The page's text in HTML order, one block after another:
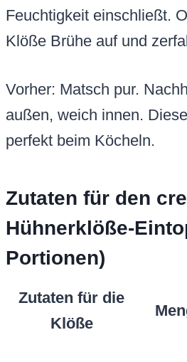
Feuchtigkeit einschließt.
Klöße Brühe auf und
Vorher: Matsch pur.
außen, weich innen.
perfekt beim Köcheln.
Zutaten für den
Hühnerklöße-
Portionen)
Zutaten für die
Klöße